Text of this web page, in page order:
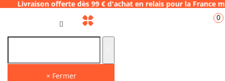
offerte dès 99 € d'achat en relais pour
× Fermer
0